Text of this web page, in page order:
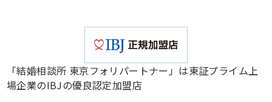
「結婚相談所 東京フォリパートナー」は東証プライム上
場企業のIBJの優良認定加盟店